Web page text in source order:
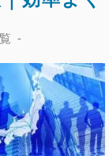
-